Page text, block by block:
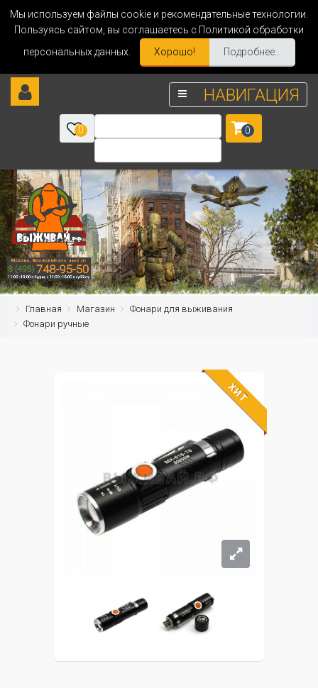
Мы используем файлы cookie и рекомендательные технологии.
Пользуясь сайтом, вы соглашаетесь с Политикой обработки
персональных данных.
Хорошо! Подробнее...
НАВИГАЦИЯ
0 0
Главная Магазин
Фонари для выживания
Фонари ручные
ХИТ